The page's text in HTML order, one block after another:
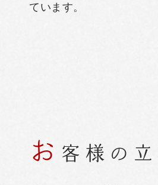
ています。
お 客 様 の 立